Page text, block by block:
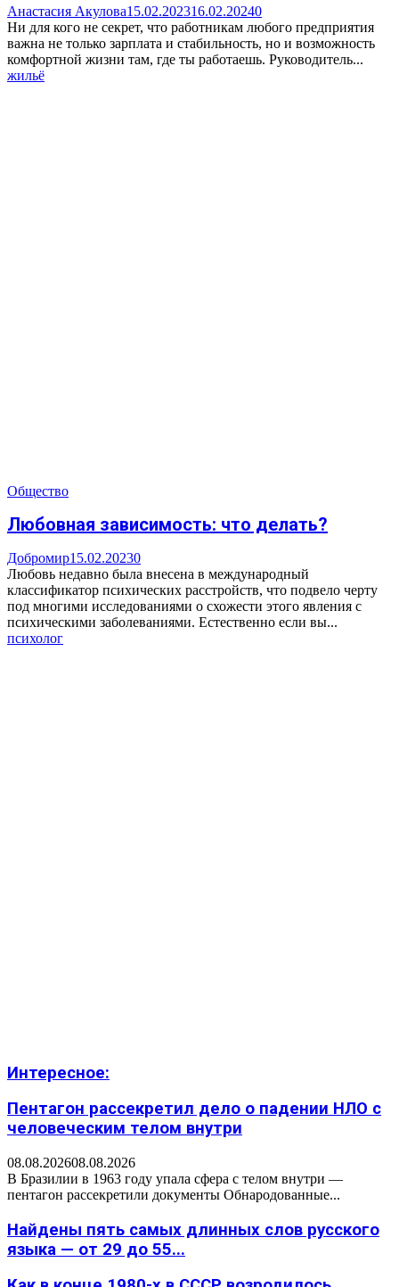
Анастасия Акулова15.02.202316.02.20240
Ни для кого не секрет, что работникам любого предприятия
важна не только зарплата и стабильность, но и возможность
комфортной жизни там, где ты работаешь. Руководитель...
жильё
Общество
Любовная зависимость: что делать?
Добромир15.02.20230
Любовь недавно была внесена в международный
классификатор психических расстройств, что подвело черту
под многими исследованиями о схожести этого явления с
психическими заболеваниями. Естественно если вы...
психолог
Интересное:
Пентагон рассекретил дело о падении НЛО с
человеческим телом внутри
08.08.202608.08.2026
В Бразилии в 1963 году упала сфера с телом внутри —
пентагон рассекретили документы Обнародованные...
Найдены пять самых длинных слов русского
языка — от 29 до 55...